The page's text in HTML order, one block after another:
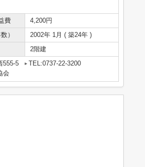
費
4,200円
）
2002年 1月 ( 築24年 )
2階建
555-5
TEL:0737-22-3200
会